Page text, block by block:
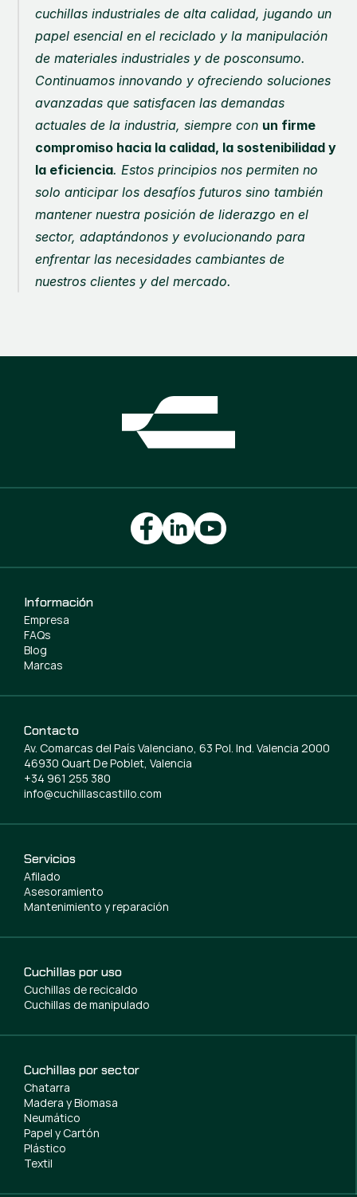
cuchillas industriales de alta calidad, jugando un
papel esencial en el reciclado y la manipulación
de materiales industriales y de posconsumo.
Continuamos innovando y ofreciendo soluciones
avanzadas que satisfacen las demandas
actuales de la industria, siempre con un firme
compromiso hacia la calidad, la sostenibilidad y
la eficiencia. Estos principios nos permiten no
solo anticipar los desafíos futuros sino también
mantener nuestra posición de liderazgo en el
sector, adaptándonos y evolucionando para
enfrentar las necesidades cambiantes de
nuestros clientes y del mercado.
Servicios
Afilado
Asesoramiento
Mantenimiento y reparación
Cuchillas por uso
Cuchillas de recicaldo
Cuchillas de manipulado
Cuchillas por sector
Chatarra
Madera y Biomasa
Neumático
Papel y Cartón
Plástico
Textil
Información
Empresa
FAQs
Blog
Marcas
Contacto
Av. Comarcas del País Valenciano, 63 Pol. Ind. Valencia 2000
46930 Quart De Poblet, Valencia
+34 961 255 380
info@cuchillascastillo.com